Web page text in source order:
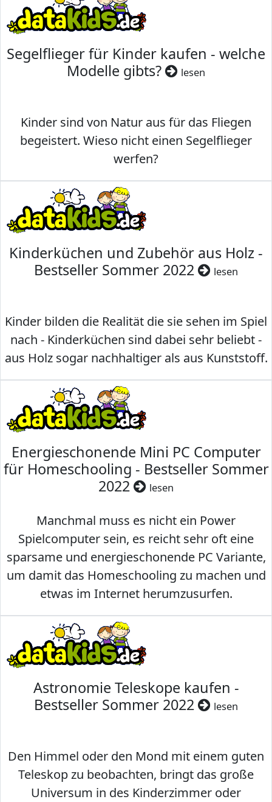
Segelflieger für Kinder kaufen - welche
Modelle gibts?
lesen
Kinder sind von Natur aus für das Fliegen
begeistert. Wieso nicht einen Segelflieger
werfen?
Kinderküchen und Zubehör aus Holz -
Bestseller Sommer 2022
lesen
Kinder bilden die Realität die sie sehen im Spiel
nach - Kinderküchen sind dabei sehr beliebt -
aus Holz sogar nachhaltiger als aus Kunststoff.
Energieschonende Mini PC Computer
für Homeschooling - Bestseller Sommer
2022
lesen
Manchmal muss es nicht ein Power
Spielcomputer sein, es reicht sehr oft eine
sparsame und energieschonende PC Variante,
um damit das Homeschooling zu machen und
etwas im Internet herumzusurfen.
Astronomie Teleskope kaufen -
Bestseller Sommer 2022
lesen
Den Himmel oder den Mond mit einem guten
Teleskop zu beobachten, bringt das große
Universum in des Kinderzimmer oder